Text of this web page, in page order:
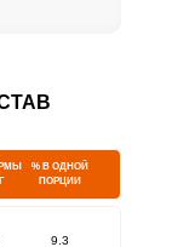
% В ОДНОЙ
ПОРЦИИ
9.3